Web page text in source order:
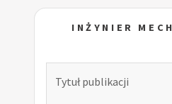
INŻYNIER
Tytuł publikacji